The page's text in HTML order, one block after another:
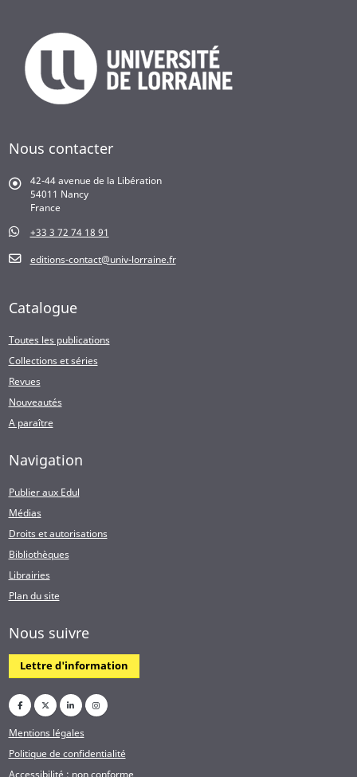
Nous contacter
42-44 avenue de la Libération
54011 Nancy
France
+33 3 72 74 18 91
editions-contact@univ-lorraine.fr
Catalogue
Toutes les publications
Collections et séries
Revues
Nouveautés
A paraître
Navigation
Publier aux Edul
Médias
Droits et autorisations
Bibliothèques
Librairies
Plan du site
Nous suivre
Lettre d'information
Mentions légales
Politique de confidentialité
Accessibilité : non conforme